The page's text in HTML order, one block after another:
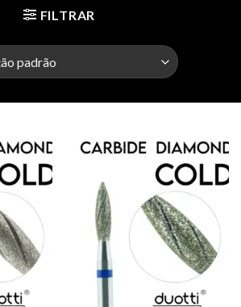
FILTRAR